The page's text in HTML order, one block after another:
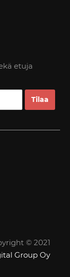
etuja
© 2021
Group Oy